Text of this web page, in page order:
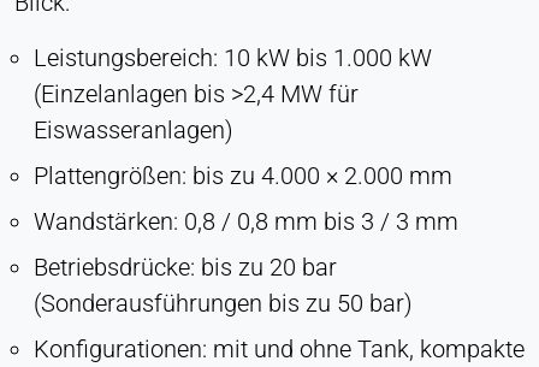
Leistungsbereich: 10 kW bis 1.000 kW
(Einzelanlagen bis >2,4 MW für
Eiswasseranlagen)
Plattengrößen: bis zu 4.000 × 2.000 mm
Wandstärken: 0,8 / 0,8 mm bis 3 / 3 mm
Betriebsdrücke: bis zu 20 bar
(Sonderausführungen bis zu 50 bar)
Konfigurationen: mit und ohne Tank, kompakte